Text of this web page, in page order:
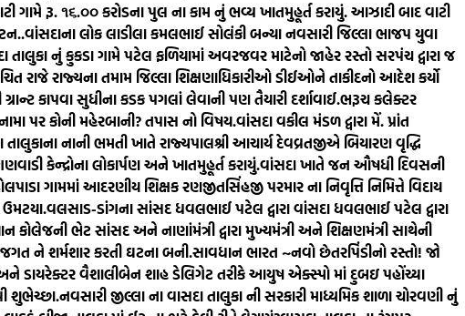
ગામે રૂ. ૧૬.૦૦ કરોડના પુલ ના કામ નું ભવ્ય ખાતમુહૂર્ત કરાયું. આઝાદી બાદ વાટી
વાંસદાના લોક લાડીલા કમલભાઈ સોલંકી બન્યા નવસારી જિલ્લા ભાજપ યુવા
તાલુકા નું કુકડા ગામે પટેલ ફળિયામાં અવરજવર માટેનો જાહેર રસ્તો સરપંચ દ્વારા જ
રાજે રાજ્યના તમામ જિલ્લા શિક્ષણાધિકારીઓ ડીઈઓને તાકીદનો આદેશ કર્યો
કાપવા સુધીના કડક પગલાં લેવાની પણ તૈયારી દર્શાવાઈ.ભરૂચ કલેક્ટર
પર કોની મહેરબાની? તપાસ નો વિષય.વાંસદા વકીલ મંડળ દ્વારા મેં. પ્રાંત
તાલુકાના નાની ભમતી ખાતે રાજ્યપાલશ્રી આચાર્ય દેવવ્રતજીએ બિયારણ વૃદ્ધિ
કેન્દ્રોના લોકાર્પણ અને ખાતમુહૂર્ત કરાયું.વાંસદા ખાતે જન ઔષધી દિવસની
ગામમાં આદરણીય શિક્ષક રણજીતસિંહજી પરમાર ના નિવૃત્તિ નિમિત્તે વિદાય
ઉમટયા.વલસાડ-ડાંગના સાંસદ ધવલભાઈ પટેલ દ્વારા વાંસદા ધવલભાઈ પટેલ દ્વારા
કોલેજની ભેટ સાંસદ અને નાણાંમંત્રી દ્વારા મુખ્યમંત્રી અને શિક્ષણમંત્રી સાથેની
જગત ને શર્મશાર કરતી ઘટના બની.સાવધાન ભારત ~નવો છેતરપિંડીનો રસ્તો! જો
ડાયરેક્ટર વૈશાલીબેન શાહ ડેલિગેટ તરીકે આયુષ એક્સ્પો માં દુબઇ પહોંચ્યા
શુભેચ્છા.નવસારી જીલ્લા ના વાસદા તાલુકા ની સરકારી માધ્યમિક શાળા ચોરવણી નું